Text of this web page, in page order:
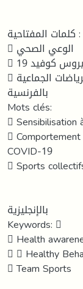
كلمات المفتاحية :
 الوعي الصحي
 السلوك الصحي تلقي اللقاح المضاد لفيروس كوفيد 19
 الرياضات الجماعية
بالفرنسية
Mots clés:
 Sensibilisation

COVID-19
 Sports
بالإنجليزية
Keywords: 
 Health
  Healthy
 Team Sports